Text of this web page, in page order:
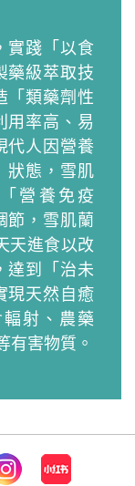
實踐「以食
藥級萃取技
「類藥劑性
用率高、易
代人因營養
狀態，雪肌
營養免疫
節，雪肌蘭
天進食以改
達到「治未
現天然自癒
射、農藥
有害物質。